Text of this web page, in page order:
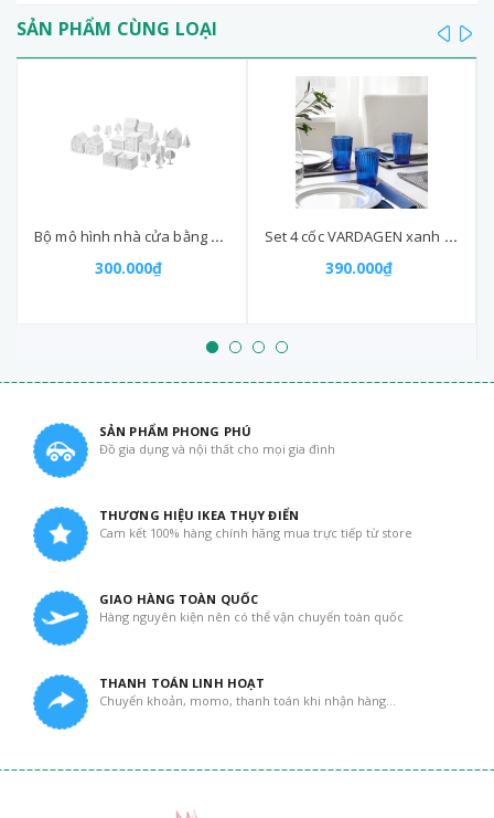
SẢN PHẨM CÙNG LOẠI
Bộ mô hình nhà cửa bằng bìa cứng MALA IKEA - thủ công cho bé
300.000₫
Set 4 cốc VARDAGEN xanh 310ml
390.000₫
prev
SẢN PHẨM PHONG PHÚ
Đồ gia dụng và nội thất cho mọi gia đình
THƯƠNG HIỆU IKEA THỤY ĐIỂN
Cam kết 100% hàng chính hãng mua trực tiếp từ store
GIAO HÀNG TOÀN QUỐC
Hàng nguyên kiện nên có thể vận chuyển toàn quốc
THANH TOÁN LINH HOẠT
Chuyển khoản, momo, thanh toán khi nhận hàng...